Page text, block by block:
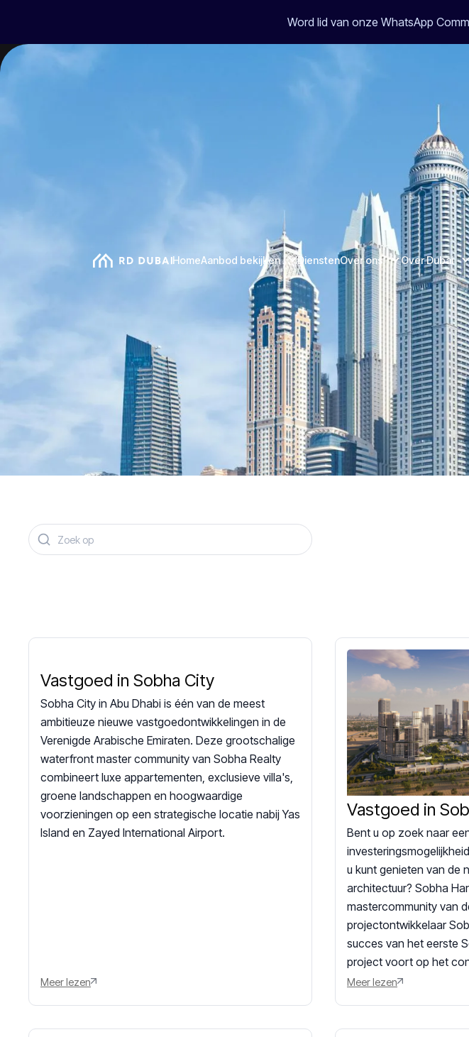
Word lid van onze WhatsApp
HomeAanbod bekijken DienstenOver ons Over Dubai
Vastgoed in Sobha City
Sobha City in Abu Dhabi is één van de meest
ambitieuze nieuwe vastgoedontwikkelingen in de
Verenigde Arabische Emiraten. Deze grootschalige
waterfront master community van Sobha Realty
combineert luxe appartementen, exclusieve villa's,
groene landschappen en hoogwaardige
voorzieningen op een strategische locatie nabij Yas
Island en Zayed International Airport.
Meer lezen
Vastgoed in
Bent u op zoek naar
u kunt genieten van de
architectuur? Sobha
mastercommunity van
projectontwikkelaar
succes van het eerste
project voort op het
Meer lezen